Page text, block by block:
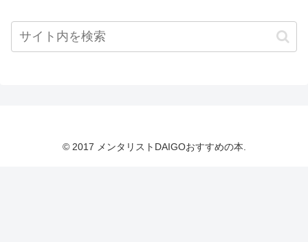
© 2017 メンタリストDAIGOおすすめの本.